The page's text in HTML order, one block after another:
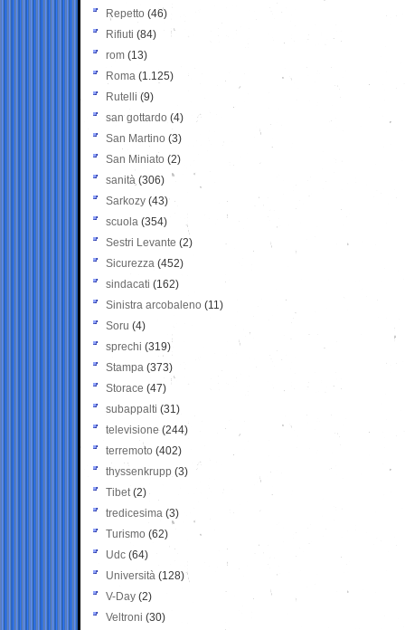
Repetto (46)
Rifiuti (84)
rom (13)
Roma (1.125)
Rutelli (9)
san gottardo (4)
San Martino (3)
San Miniato (2)
sanità (306)
Sarkozy (43)
scuola (354)
Sestri Levante (2)
Sicurezza (452)
sindacati (162)
Sinistra arcobaleno (11)
Soru (4)
sprechi (319)
Stampa (373)
Storace (47)
subappalti (31)
televisione(244)
terremoto (402)
thyssenkrupp (3)
Tibet(2)
tredicesima (3)
Turismo (62)
Udc (64)
Università (128)
V-Day (2)
Veltroni (30)